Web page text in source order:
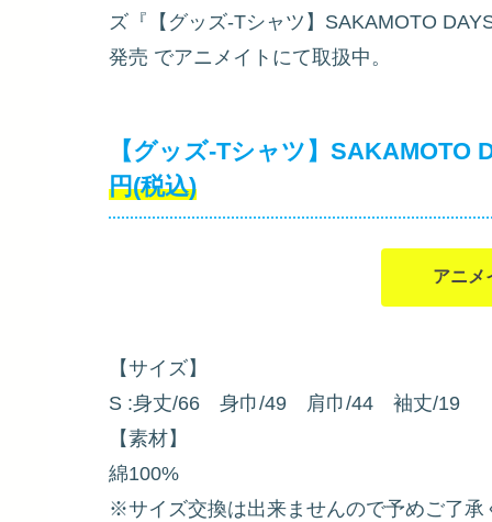
ズ『【グッズ-Tシャツ】SAKAMOTO
発売 でアニメイトにて取扱中。
【グッズ-Tシャツ】
円(税込)
アニメ
【サイズ】
S :身丈/66 身巾/49 肩巾/44 袖丈/19
【素材】
綿100%
※サイズ交換は出来ませんので予めご了承